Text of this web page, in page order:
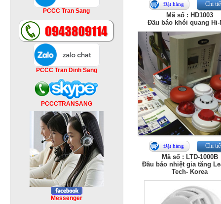
PCCC Tran Sang
PCCC Tran Dinh Sang
PCCCTRANSANG
Messenger
Đặt hàng Chi
Mã số : HD1003
Đầu báo khói quang Hi-
Đặt hàng Chi
Mã số : LTD-1000B
Đầu báo nhiệt gia tăng
Tech- Korea